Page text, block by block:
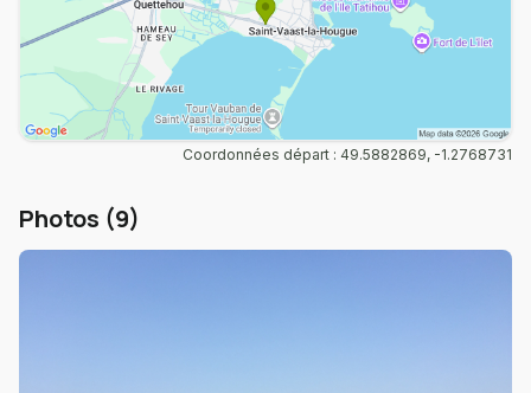
Coordonnées départ : 49.5882869, -1.2768731
Photos (9)